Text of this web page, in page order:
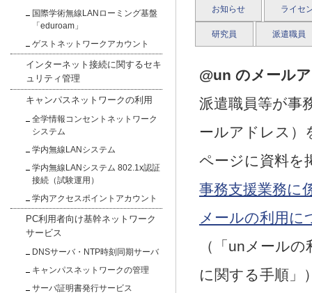
お知らせ ライセ
研究員 派遣職員
@un のメール
派遣職員等が事
ールアドレス）
ページに資料を
事務支援業務に
メールの利用に
（「unメール
に関する手順」
国際学術無線LANローミング基盤
「eduroam」
ゲストネットワークアカウント
インターネット接続に関するセキ
ュリティ管理
キャンパスネットワークの利用
全学情報コンセントネットワーク
システム
学内無線LANシステム
学内無線LANシステム 802.1x認証
接続（試験運用）
学内アクセスポイントアカウント
PC利用者向け基幹ネットワーク
サービス
DNSサーバ・NTP時刻同期サーバ
キャンパスネットワークの管理
サーバ証明書発行サービス